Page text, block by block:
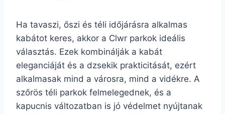
Ha tavaszi, őszi és téli időjárásra alkalmas
kabátot keres, akkor a Clwr parkok ideális
választás. Ezek kombinálják a kabát
eleganciáját és a dzsekik prakticitását, ezért
alkalmasak mind a városra, mind a vidékre. A
szőrös téli parkok felmelegednek, és a
kapucnis változatban is jó védelmet nyújtanak